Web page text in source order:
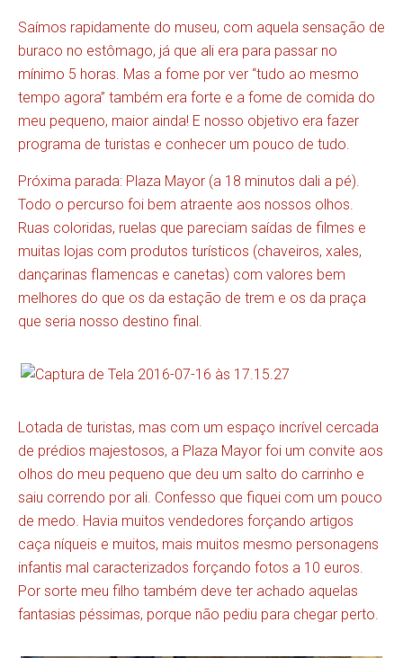
Saímos rapidamente do museu, com aquela sensação de
buraco no estômago, já que ali era para passar no
mínimo 5 horas. Mas a fome por ver “tudo ao mesmo
tempo agora” também era forte e a fome de comida do
meu pequeno, maior ainda! E nosso objetivo era fazer
programa de turistas e conhecer um pouco de tudo.
Próxima parada: Plaza Mayor (a 18 minutos dali a pé).
Todo o percurso foi bem atraente aos nossos olhos.
Ruas coloridas, ruelas que pareciam saídas de filmes e
muitas lojas com produtos turísticos (chaveiros, xales,
dançarinas flamencas e canetas) com valores bem
melhores do que os da estação de trem e os da praça
que seria nosso destino final.
Lotada de turistas, mas com um espaço incrível cercada
de prédios majestosos, a Plaza Mayor foi um convite aos
olhos do meu pequeno que deu um salto do carrinho e
saiu correndo por ali. Confesso que fiquei com um pouco
de medo. Havia muitos vendedores forçando artigos
caça níqueis e muitos, mais muitos mesmo personagens
infantis mal caracterizados forçando fotos a 10 euros.
Por sorte meu filho também deve ter achado aquelas
fantasias péssimas, porque não pediu para chegar perto.